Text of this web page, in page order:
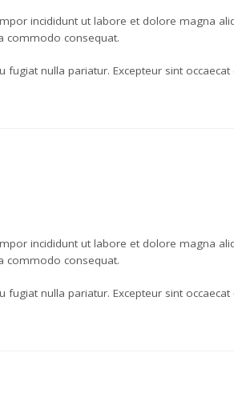
incididunt ut labore et dolore magna
commodo consequat.
nulla pariatur. Excepteur sint occaecat
incididunt ut labore et dolore magna
commodo consequat.
nulla pariatur. Excepteur sint occaecat